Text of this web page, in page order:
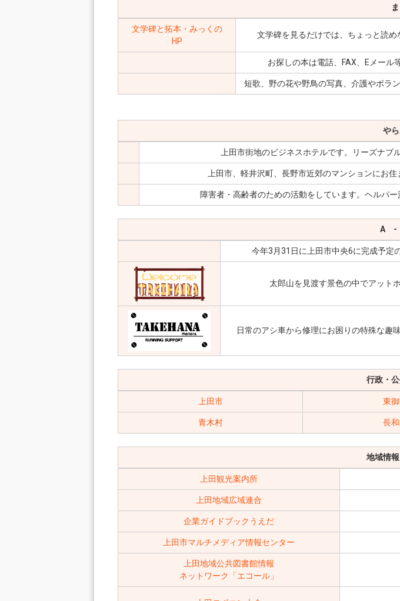
ま
文学碑と拓本・みっくの
HP
文学碑を見るだけでは、ちょっと読
お探しの本は電話、FAX、Eメール
短歌、野の花や野鳥の写真、介護やボラ
や
上田市街地のビジネスホテルです。リーズナブ
上田市、軽井沢町、長野市近郊のマンションにお
障害者・高齢者のための活動をしています。ヘルパ
A -
今年3月31日に上田市中央6に完成予定
太郎山を見渡す景色の中でアット
日常のアシ車から修理にお困りの特殊な趣
行政・
上田市 東
青木村 長
地域情
上田観光案内所
上田地域広域連合
企業ガイドブックうえだ
上田市マルチメディア情報センター
上田地域公共図書館情報
ネットワーク「エコール」